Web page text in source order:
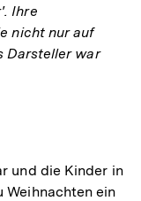
Ihre
nicht nur auf
Darsteller war
und die Kinder in
Weihnachten ein